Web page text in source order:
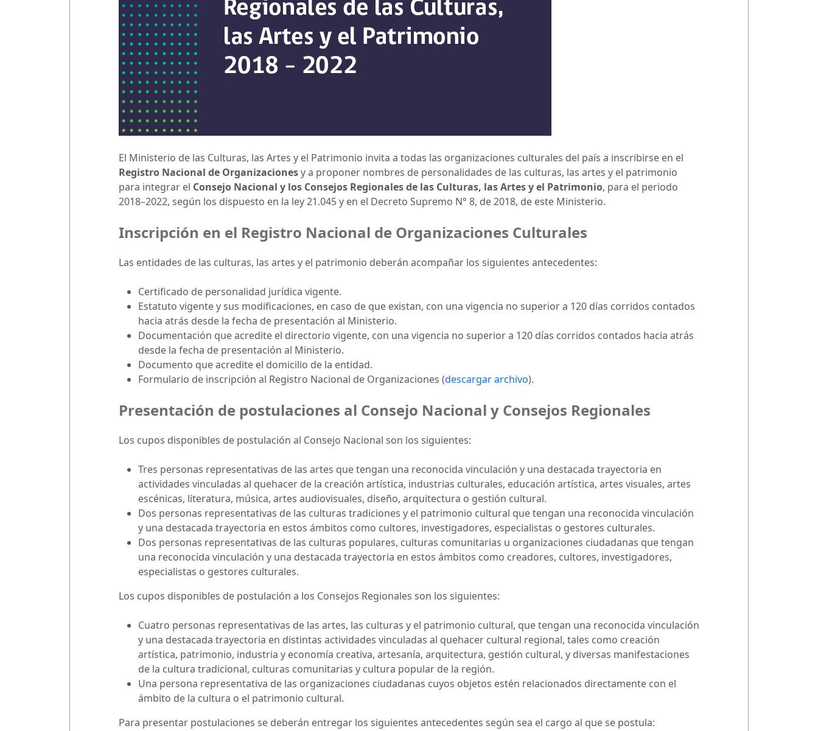
El Ministerio de las Culturas, las Artes y el Patrimonio invita a todas las organizaciones culturales del país a inscribirse en el
Registro Nacional de Organizacionesy a proponer nombres de personalidades de las culturas, las artes y el patrimonio
para integrar el Consejo Nacional y los Consejos Regionales de las Culturas, las Artes y el Patrimonio, para el periodo
2018–2022, según los dispuesto en la ley 21.045 y en el Decreto Supremo N° 8, de 2018, de este Ministerio.
Inscripción en el Registro Nacional de Organizaciones Culturales
Las entidades de las culturas, las artes y el patrimonio deberán acompañar los siguientes antecedentes:
Certificado de personalidad jurídica vigente.
Estatuto vigente y sus modificaciones, en caso de que existan, con una vigencia no superior a 120 días corridos contados
hacia atrás desde la fecha de presentación al Ministerio.
Documentación que acredite el directorio vigente, con una vigencia no superior a 120 días corridos contados hacia atrás
desde la fecha de presentación al Ministerio.
Documento que acredite el domicilio de la entidad.
Formulario de inscripción al Registro Nacional de Organizaciones (descargar archivo).
Presentación de postulaciones al Consejo Nacional y Consejos Regionales
Los cupos disponibles de postulación al Consejo Nacional son los siguientes:
Tres personas representativas de las artes que tengan una reconocida vinculación y una destacada trayectoria en
actividades vinculadas al quehacer de la creación artística, industrias culturales, educación artística, artes visuales, artes
escénicas, literatura, música, artes audiovisuales, diseño, arquitectura o gestión cultural.
Dos personas representativas de las culturas tradiciones y el patrimonio cultural que tengan una reconocida vinculación
y una destacada trayectoria en estos ámbitos como cultores, investigadores, especialistas o gestores culturales.
Dos personas representativas de las culturas populares, culturas comunitarias u organizaciones ciudadanas que tengan
una reconocida vinculación y una destacada trayectoria en estos ámbitos como creadores, cultores, investigadores,
especialistas o gestores culturales.
Los cupos disponibles de postulación a los Consejos Regionales son los siguientes:
Cuatro personas representativas de las artes, las culturas y el patrimonio cultural, que tengan una reconocida vinculación
y una destacada trayectoria en distintas actividades vinculadas al quehacer cultural regional, tales como creación
artística, patrimonio, industria y economía creativa, artesanía, arquitectura, gestión cultural, y diversas manifestaciones
de la cultura tradicional, culturas comunitarias y cultura popular de la región.
Una persona representativa de las organizaciones ciudadanas cuyos objetos estén relacionados directamente con el
ámbito de la cultura o el patrimonio cultural.
Para presentar postulaciones se deberán entregar los siguientes antecedentes según sea el cargo al que se postula: